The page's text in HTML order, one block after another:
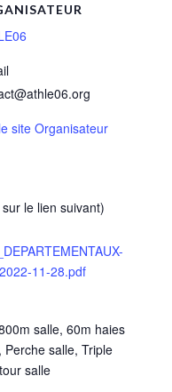
site Organisateur
le lien suivant)
11-28.pdf
salle, 60m haies
salle, Triple
salle